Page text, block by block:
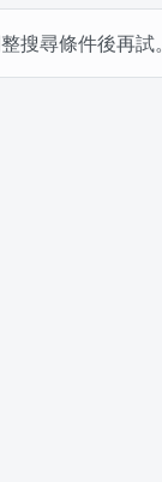
搜尋條件後再試。